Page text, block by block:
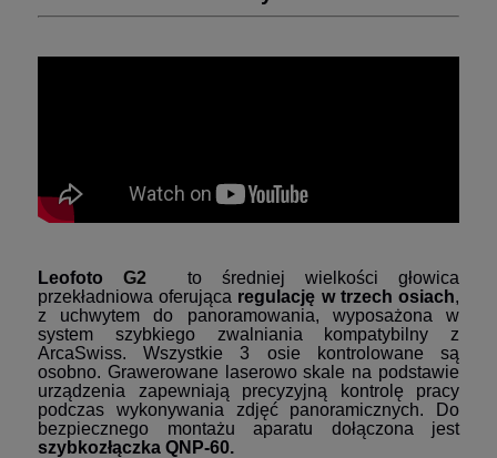
LeofotoG2 to średniej wielkości głowica
przekładniowa oferująca regulację w trzech osiach,
z uchwytem do panoramowania, wyposażona w
system szybkiego zwalniania kompatybilny z
ArcaSwiss. Wszystkie 3 osie kontrolowane są
osobno. Grawerowane laserowo skale na podstawie
urządzenia zapewniają precyzyjną kontrolę pracy
podczas wykonywania zdjęć panoramicznych. Do
bezpiecznego montażu aparatu dołączona jest
szybkozłączka QNP-60.